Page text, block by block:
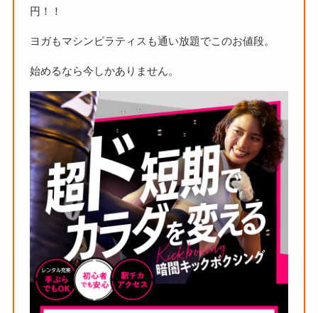
円！！
ヨガもマシンピラティスも通い放題でこのお値段。
始めるなら今しかありません。